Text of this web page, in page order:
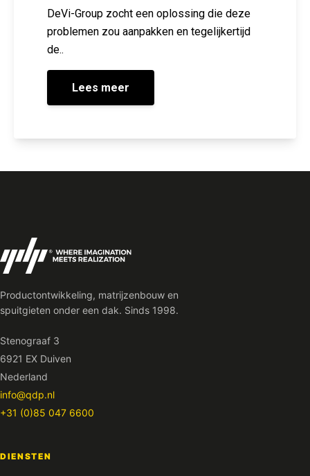
DeVi-Group zocht een oplossing die deze
problemen zou aanpakken en tegelijkertijd
de..
Lees meer
Productontwikkeling, matrijzenbouw en
spuitgieten onder een dak. Sinds 1998.
Stenograaf 3
6921 EX Duiven
Nederland
info@qdp.nl
+31 (0)85 047 6600
DIENSTEN